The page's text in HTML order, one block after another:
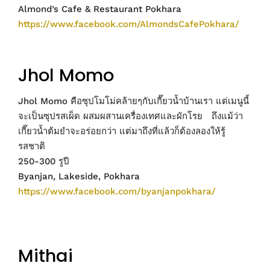
Almond’s Cafe & Restaurant Pokhara
https://www.facebook.com/AlmondsCafePokhara/
Jhol Momo
Jhol Momo คือซุปโมโม่คล้ายๆกับเกี๊ยวน้ำบ้านเรา แต่เมนูนี้
จะเป็นซุปรสเผ็ด ผสมผสานเครื่องเทศและผักโรย ถึงแม้ว่า
เกี๊ยวน้ำต้มยำจะอร่อยกว่า แต่มาถึงที่แล้วก็ต้องลองให้รู้
รสชาติ
250-300 รูปี
Byanjan, Lakeside, Pokhara
https://www.facebook.com/byanjanpokhara/
Mithai